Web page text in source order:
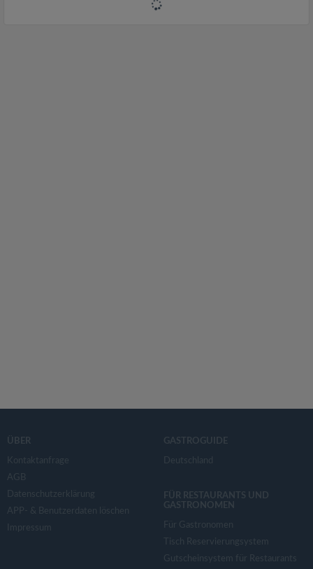
ÜBER
Kontaktanfrage
AGB
Datenschutzerklärung
APP- & Benutzerdaten löschen
Impressum
GASTROGUIDE
Deutschland
FÜR RESTAURANTS UND
GASTRONOMEN
Für Gastronomen
Tisch Reservierungsystem
Gutscheinsystem für Restaurants